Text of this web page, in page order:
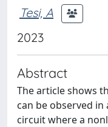
Tesi, A
2023
Abstract
The article shows
can be observed
circuit where a